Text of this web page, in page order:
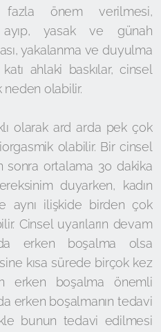
fazla önem verilmesi,
yasak ve günah
yakalanma ve duyulma
ahlaki baskılar, cinsel
olabilir.
olarak ard arda pek çok
olabilir. Bir cinsel
sonra ortalama 30 dakika
duyarken, kadın
aynı ilişkide birden çok
Cinsel uyarıların devam
erken boşalma olsa
kısa sürede birçok kez
erken boşalma önemli
erken boşalmanın tedavi
bunun tedavi edilmesi